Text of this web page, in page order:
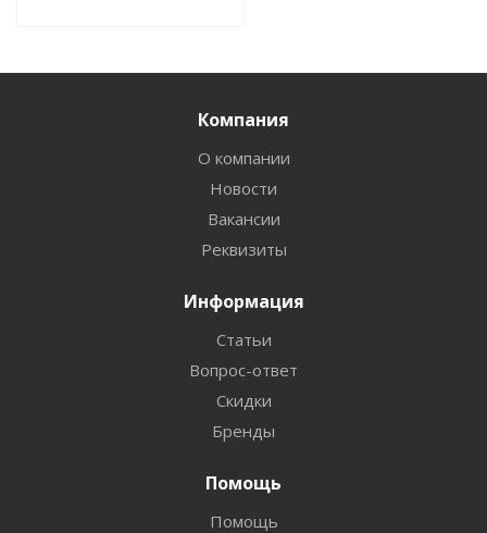
Компания
О компании
Новости
Вакансии
Реквизиты
Информация
Статьи
Вопрос-ответ
Скидки
Бренды
Помощь
Помощь